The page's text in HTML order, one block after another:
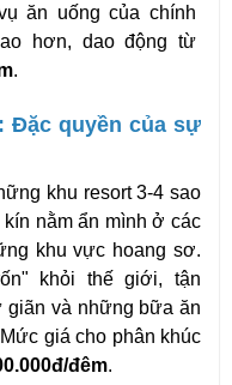
ăn uống của chính
.
Đặc quyền của sự
khu resort 3-4 sao
nằm ẩn mình ở các
khu vực hoang sơ.
khỏi thế giới, tận
giãn và những bữa ăn
giá cho phân khúc
đêm.